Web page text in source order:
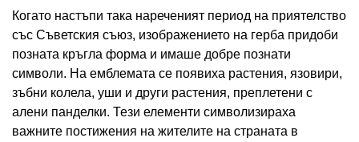
Когато настъпи така нареченият период на приятелство
със Съветския съюз, изображението на герба придоби
позната кръгла форма и имаше добре познати
символи. На емблемата се появиха растения, язовири,
зъбни колела, уши и други растения, преплетени с
алени панделки. Тези елементи символизираха
важните постижения на жителите на страната в